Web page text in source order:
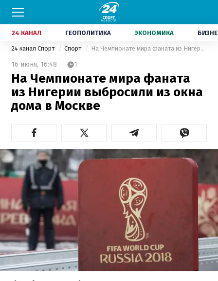
24 КАНАЛ ГЕОПОЛИТИКА ЭКОНОМИКА
24 канал Спорт Спорт На Чемпионате мира фаната из Нигерии выбросили из окна дома в Москве
16 июня, 16:48 1
На Чемпионате мира фаната
из Нигерии выбросили из окна
дома в Москве